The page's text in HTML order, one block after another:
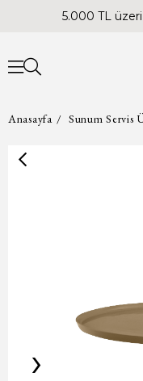
5.000 TL
Anasayfa Sunum Servis
›